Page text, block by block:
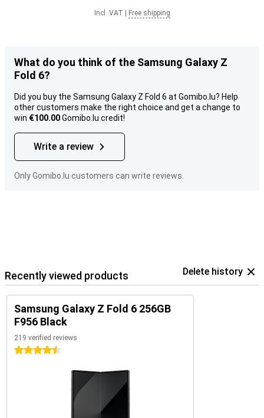
Incl. VAT Free shipping
What do you think of the Samsung Galaxy Z
Fold 6?
Did you buy the Samsung Galaxy Z Fold 6 at Gomibo.lu? Help
other customers make the right choice and get a change to
win €100.00Gomibo.lu credit!
Write a review
Only Gomibo.lu customers can write reviews.
Recently viewed products Delete history
Samsung Galaxy Z Fold 6 256GB
F956 Black
219 verified reviews
4.5 stars